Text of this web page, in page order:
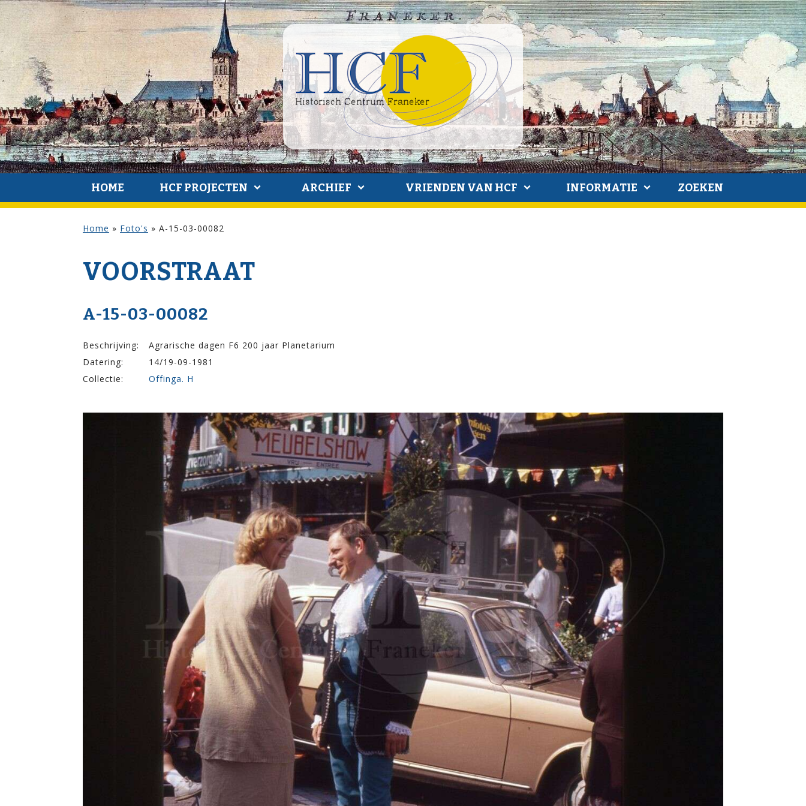
HOME HCF PROJECTEN ARCHIEF VRIENDEN VAN HCF INFORMATIE ZOEKEN
Home » Foto's » A-15-03-00082
VOOR­STRAAT
A-15-03-00082
Beschrijving:
Agrarische dagen F6 200 jaar Planetarium
Datering:
14/19-09-1981
Collectie:
Offinga. H